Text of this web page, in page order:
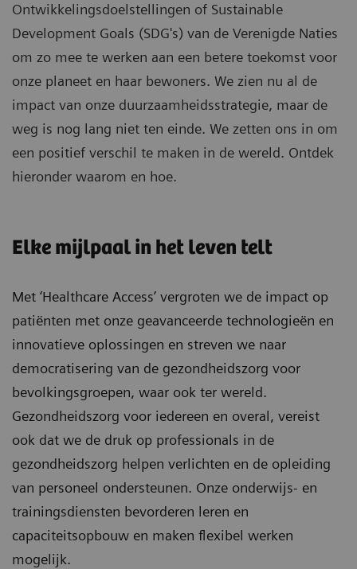
Ontwikkelingsdoelstellingen of Sustainable
Development Goals (SDG's) van de Verenigde Naties
om zo mee te werken aan een betere toekomst voor
onze planeet en haar bewoners. We zien nu al de
impact van onze duurzaamheidsstrategie, maar de
weg is nog lang niet ten einde. We zetten ons in om
een positief verschil te maken in de wereld. Ontdek
hieronder waarom en hoe.
Elke mijlpaal in het leven telt
Met ‘Healthcare Access’ vergroten we de impact op
patiënten met onze geavanceerde technologieën en
innovatieve oplossingen en streven we naar
democratisering van de gezondheidszorg voor
bevolkingsgroepen, waar ook ter wereld.
Gezondheidszorg voor iedereen en overal, vereist
ook dat we de druk op professionals in de
gezondheidszorg helpen verlichten en de opleiding
van personeel ondersteunen. Onze onderwijs- en
trainingsdiensten bevorderen leren en
capaciteitsopbouw en maken flexibel werken
mogelijk.